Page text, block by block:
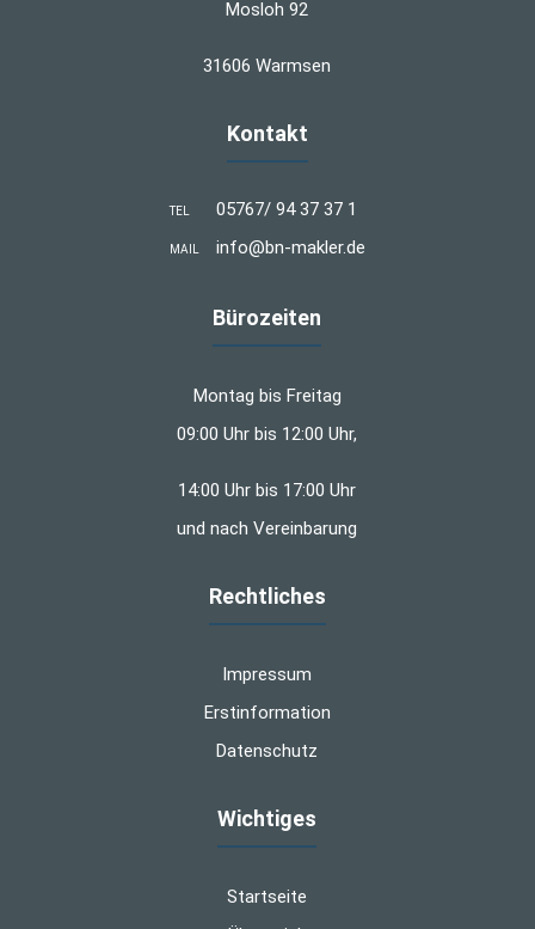
Mosloh 92
31606 Warmsen
Kontakt
TEL 05767/ 94 37 37 1
MAIL info@bn-makler.de
Bürozeiten
Montag bis Freitag
09:00 Uhr bis 12:00 Uhr,
14:00 Uhr bis 17:00 Uhr
und nach Vereinbarung
Rechtliches
Impressum
Erstinformation
Datenschutz
Wichtiges
Startseite